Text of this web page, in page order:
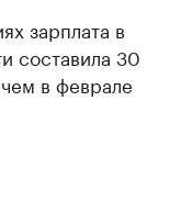
зарплата в
составила 30
в феврале